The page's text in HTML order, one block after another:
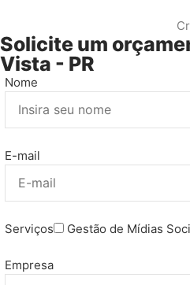
Solicite um
Vista - PR
Nome
E-mail
Serviços Gestão de Mídias
Empresa